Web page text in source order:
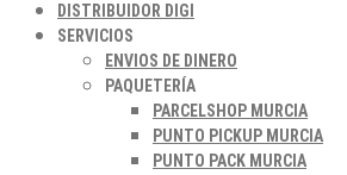
DISTRIBUIDOR DIGI
SERVICIOS
ENVIOS DE DINERO
PAQUETERÍA
PARCELSHOP MURCIA
PUNTO PICKUP MURCIA
PUNTO PACK MURCIA